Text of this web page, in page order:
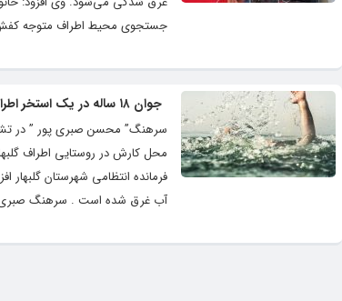
جستجوی محیط اطراف متوجه کفش
جوان ۱۸ ساله در یک استخر اطراف گلبهار غرق شد
محل کارش در روستایی اطراف
آب غرق شده است . سرهنگ صبری پور